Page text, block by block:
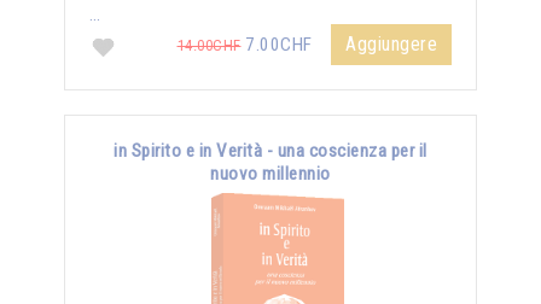
…
14.00CHF7.00CHF Aggiungere
in Spirito e in Verità - una coscienza per il
nuovo millennio